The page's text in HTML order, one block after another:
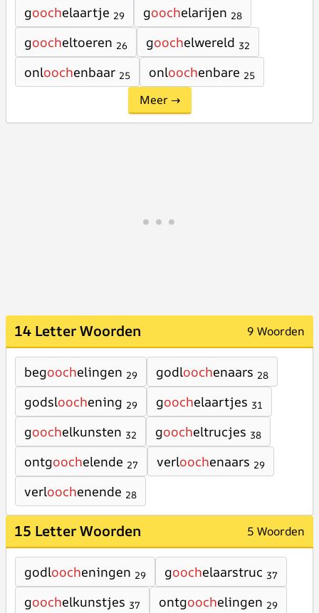
goochelaartje 29 goochelarijen 28
goocheltoeren 26 goochelwereld 32
onloochenbaar 25 onloochenbare 25
Meer →
14 Letter Woorden 9 Woorden
begoochelingen 29 godloochenaars 28
godsloochening 29 goochelaartjes 31
goochelkunsten 32 goocheltrucjes 38
ontgoochelende 27 verloochenaars 29
verloochenende 28
15 Letter Woorden 5 Woorden
godloocheningen 29 goochelaarstruc 37
goochelkunstjes 37 ontgoochelingen 29